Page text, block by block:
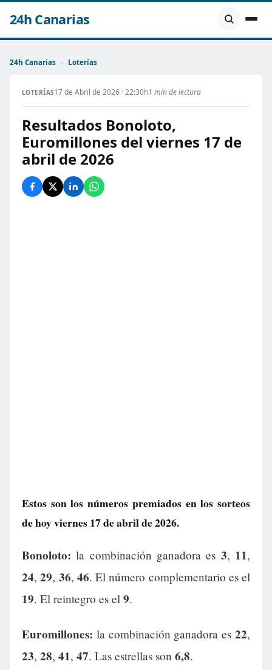
24h Canarias
24h Canarias › Loterías
LOTERÍAS17 de Abril de 2026 · 22:30h1 min de lectura
Resultados Bonoloto,
Euromillones del viernes 17 de
abril de 2026
Estos son los números premiados en los sorteos
de hoy viernes 17 de abril de 2026.
Bonoloto: la combinación ganadora es 3, 11,
24,29, 36, 46. El número complementario es el
19. El reintegro es el 9.
Euromillones: la combinación ganadora es 22,
23, 28, 41, 47. Las estrellas son 6,8.